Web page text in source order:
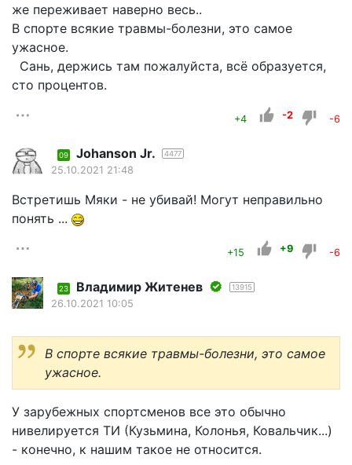
же переживает наверно весь..
В спорте всякие травмы-болезни, это самое
ужасное.
Сань, держись там пожалуйста, всё образуется,
сто процентов.
+4 -2 -6
09 Johanson Jr. 4477
25.10.2021 21:48
Встретишь Мяки - не убивай! Могут неправильно
понять ...
+15 +9 -6
23 Владимир Житенев 13915
26.10.2021 10:05
В спорте всякие травмы-болезни, это самое
ужасное.
У зарубежных спортсменов все это обычно
нивелируется ТИ (Кузьмина, Колонья, Ковальчик...)
- конечно, к нашим такое не относится.